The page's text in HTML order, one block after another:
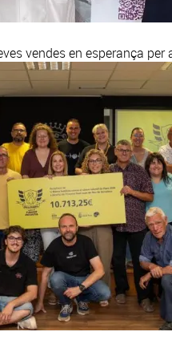
vendes en esperança